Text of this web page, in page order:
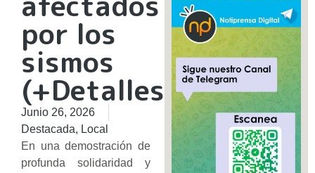
por los
sismos
(+Detalles)
Junio 26, 2026
Destacada, Local
En una demostración de
profunda solidaridad y